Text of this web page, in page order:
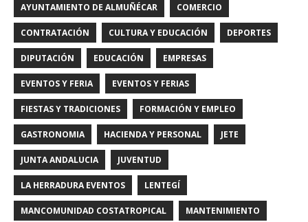
AYUNTAMIENTO DE ALMUÑÉCAR COMERCIO
CONTRATACIÓN CULTURA Y EDUCACIÓN DEPORTES
DIPUTACIÓN EDUCACIÓN EMPRESAS
EVENTOS Y FERIA EVENTOS Y FERIAS
FIESTAS Y TRADICIONES FORMACIÓN Y EMPLEO
GASTRONOMIA HACIENDA Y PERSONAL JETE
JUNTA ANDALUCIA JUVENTUD
LA HERRADURA EVENTOS LENTEGÍ
MANCOMUNIDAD COSTATROPICAL MANTENIMIENTO